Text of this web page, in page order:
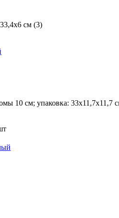
см (3)
10 см; упаковка: 33х11,7х11,7